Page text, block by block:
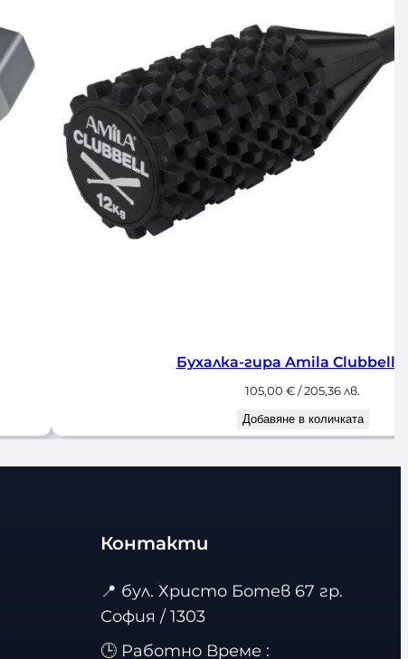
Бухалка-гира Amila Clubbell
105,00€/ 205,36 лв.
Добавяне в количката
Контакти
📍 бул. Христо Ботев 67 гр.
София / 1303
🕒 Работно Време :